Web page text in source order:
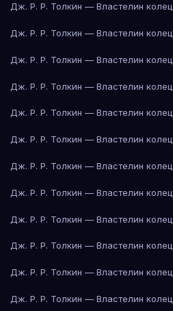
Дж. Р. Р. Толкин — Властелин колец
Дж. Р. Р. Толкин — Властелин колец
Дж. Р. Р. Толкин — Властелин колец
Дж. Р. Р. Толкин — Властелин колец
Дж. Р. Р. Толкин — Властелин колец
Дж. Р. Р. Толкин — Властелин колец
Дж. Р. Р. Толкин — Властелин колец
Дж. Р. Р. Толкин — Властелин колец
Дж. Р. Р. Толкин — Властелин колец
Дж. Р. Р. Толкин — Властелин колец
Дж. Р. Р. Толкин — Властелин колец
Дж. Р. Р. Толкин — Властелин колец